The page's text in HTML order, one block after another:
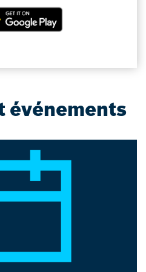
événements